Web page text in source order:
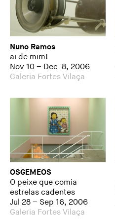
Nuno Ramos
ai de mim!
Nov 10 – Dec 8, 2006
Galeria Fortes Vilaça
OSGEMEOS
O peixe que comia
estrelas cadentes
Jul 28 – Sep 16, 2006
Galeria Fortes Vilaça